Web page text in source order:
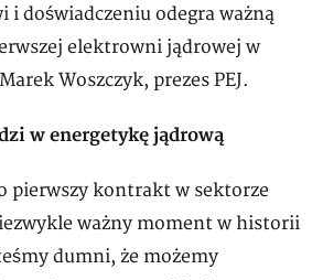
i doświadczeniu odegra ważną
elektrowni jądrowej w
Woszczyk, prezes PEJ.
w energetykę jądrową
pierwszy kontrakt w sektorze
ważny moment w historii
dumni, że możemy